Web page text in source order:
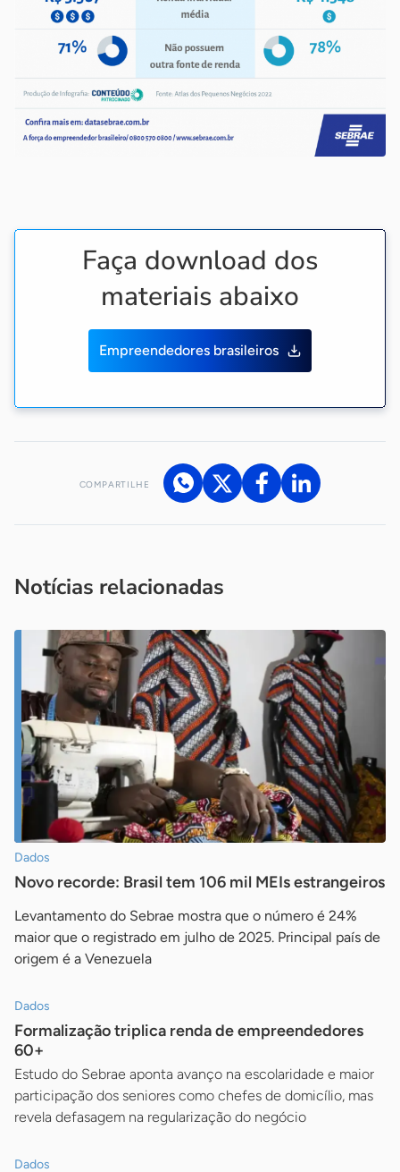
Faça download dos
materiais abaixo
Empreendedores brasileiros
COMPARTILHE
Notícias relacionadas
Dados
Novo recorde: Brasil tem 106 mil MEIs estrangeiros
Levantamento do Sebrae mostra que o número é 24%
maior que o registrado em julho de 2025. Principal país de
origem é a Venezuela
Dados
Formalização triplica renda de empreendedores
60+
Estudo do Sebrae aponta avanço na escolaridade e maior
participação dos seniores como chefes de domicílio, mas
revela defasagem na regularização do negócio
Dados